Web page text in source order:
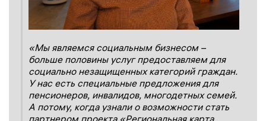
«Мы являемся социальным бизнесом –
больше половины услуг предоставляем для
социально незащищенных категорий граждан.
У нас есть специальные предложения для
пенсионеров, инвалидов, многодетных семей.
А потому, когда узнали о возможности стать